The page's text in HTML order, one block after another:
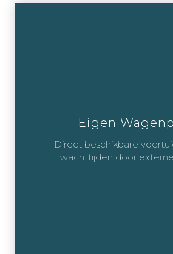
Eigen
Direct beschikbare
wachttijden door